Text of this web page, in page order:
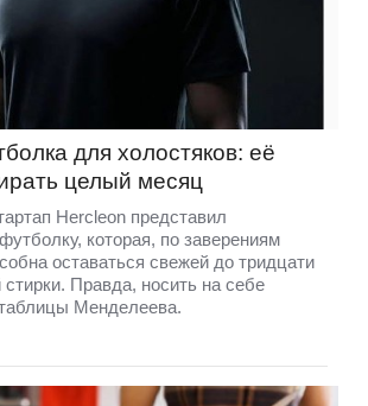
для холостяков: её
целый месяц
Hercleon представил
которая, по заверениям
оставаться свежей до тридцати
Правда, носить на себе
Менделеева.